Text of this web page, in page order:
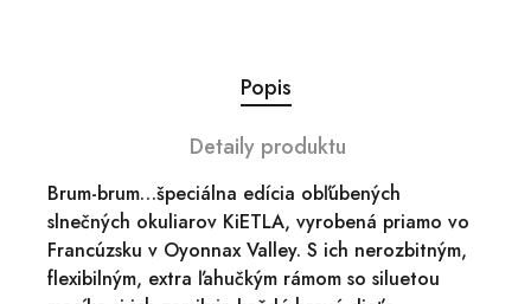
Popis
Detaily produktu
Brum-brum…špeciálna edícia obľúbených
slnečných okuliarov KiETLA, vyrobená priamo vo
Francúzsku v Oyonnax Valley. S ich nerozbitným,
flexibilným, extra ľahučkým rámom so siluetou